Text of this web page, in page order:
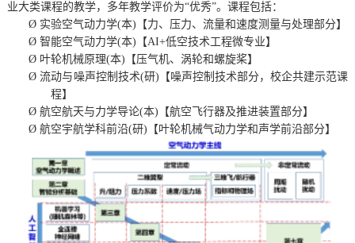
业大类课程的教学，多年教学评价为“优秀”。课程包括：
Ø 实验空气动力学(本) 【力、压力、流量和速度测量与处理部分】
Ø智能空气动力学(本) 【AI+低空技术工程微专业】
Ø 叶轮机械原理(本) 【压气机、涡轮和螺旋桨】
Ø流动与噪声控制技术(研) 【噪声控制技术部分，校企共建示范课
程】
Ø航空航天与力学导论(本) 【航空飞行器及推进装置部分】
Ø航空宇航学科前沿(研) 【叶轮机械气动力学和声学前沿部分】